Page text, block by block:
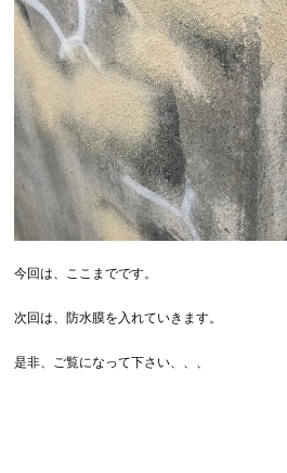
今回は、ここまでです。
次回は、防水膜を入れていきます。
是非、ご覧になって下さい、、、